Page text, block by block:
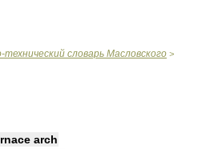
технический словарь Масловского >
arch